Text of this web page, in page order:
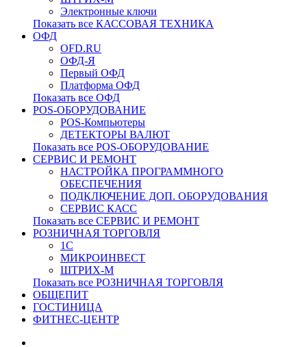
Электронные ключи
Показать все КАССОВАЯ ТЕХНИКА
ОФД
OFD.RU
ОФД-Я
Первый ОФД
Платформа ОФД
Показать все ОФД
POS-ОБОРУДОВАНИЕ
POS-Компьютеры
ДЕТЕКТОРЫ ВАЛЮТ
Показать все POS-ОБОРУДОВАНИЕ
СЕРВИС И РЕМОНТ
НАСТРОЙКА ПРОГРАММНОГО
ОБЕСПЕЧЕНИЯ
ПОДКЛЮЧЕНИЕ ДОП. ОБОРУДОВАНИЯ
СЕРВИС КАСС
Показать все СЕРВИС И РЕМОНТ
РОЗНИЧНАЯ ТОРГОВЛЯ
1С
МИКРОИНВЕСТ
ШТРИХ-М
Показать все РОЗНИЧНАЯ ТОРГОВЛЯ
ОБЩЕПИТ
ГОСТИНИЦА
ФИТНЕС-ЦЕНТР